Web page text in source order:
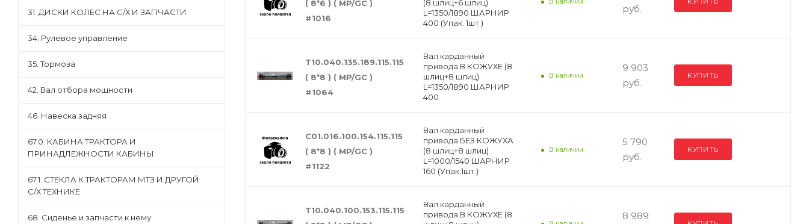
( 8*6 ) ( MP/GC )
#1016
(8 шлиц+6 шлиц)
L=1350/1890 ШАРНИР
400 (Упак. 1шт.)
руб.
Т10.040.135.189.115.115
( 8*8 ) ( MP/GC )
#1064
Вал карданный
привода В КОЖУХЕ (8
шлиц+8 шлиц)
L=1350/1890 ШАРНИР
400
В наличии
9 903
руб.
КУПИТЬ
С01.016.100.154.115.115
( 8*8 ) ( MP/GC )
#1122
Вал карданный
привода БЕЗ КОЖУХА
(8 шлиц+8 шлиц)
L=1000/1540 ШАРНИР
160 (Упак.1шт.)
В наличии
5 790
руб.
КУПИТЬ
Т10.040.100.153.115.115
Вал карданный
привода В КОЖУХЕ (8
8 989
31. ДИСКИ КОЛЕС НА С/Х И ЗАПЧАСТИ
34. Рулевое управление
35. Тормоза
42. Вал отбора мощности
46. Навеска задняя
67.0. КАБИНА ТРАКТОРА И
ПРИНАДЛЕЖНОСТИ КАБИНЫ
67.1. СТЕКЛА К ТРАКТОРАМ МТЗ И ДРУГОЙ
С/Х ТЕХНИКЕ
68. Сиденье и запчасти к нему